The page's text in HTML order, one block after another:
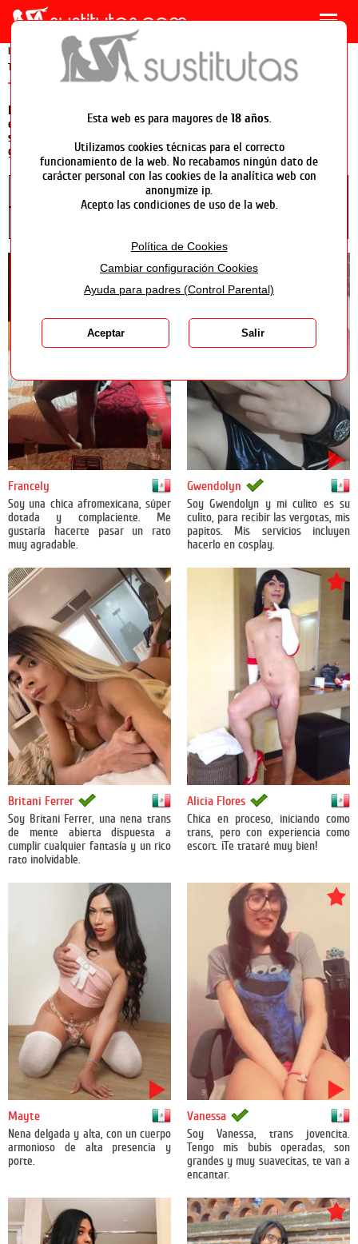
MENU
Escorts
Travestis
Panel de usuario
Soporte
Travestis en México Travestis en DF - Distrito Federal
Transexuales Ciudad de México
Travestis y trans en Ciudad de México
En sustitutas.com tienes la mejor selección de travestis y transexuales
en Ciudad de México. Elige entre las 64 travestis que tenemos
seleccionadas para tus contactos en Ciudad de México, aventura
garantizada.
nacionalidad
Francely
Soy una chica afromexicana, súper
dotada y complaciente. Me
gustaría hacerte pasar un rato
muy agradable.
México
Gwendolyn
Soy Gwendolyn y mi culito es su
culito, para recibir las vergotas, mis
papitos. Mis servicios incluyen
hacerlo en cosplay.
México
Britani Ferrer
Soy Britani Ferrer, una nena trans
de mente abierta dispuesta a
cumplir cualquier fantasía y un rico
rato inolvidable.
México
Alicia Flores
Chica en proceso, iniciando como
trans, pero con experiencia como
escort. ¡Te trataré muy bien!
Mayte
Nena delgada y alta, con un cuerpo
armonioso de alta presencia y
porte.
Vanessa
Soy Vanessa, trans jovencita.
Tengo mis bubis operadas, son
grandes y muy suavecitas, te van a
encantar.
Esta web es para mayores de 18 años.
Utilizamos cookies técnicas para el correcto
funcionamiento de la web. No recabamos ningún dato de
carácter personal con las cookies de la analítica web con
anonymize ip.
Acepto las condiciones de uso de la web.
Política de Cookies
Cambiar configuración Cookies
Ayuda para padres (Control Parental)
Aceptar Salir